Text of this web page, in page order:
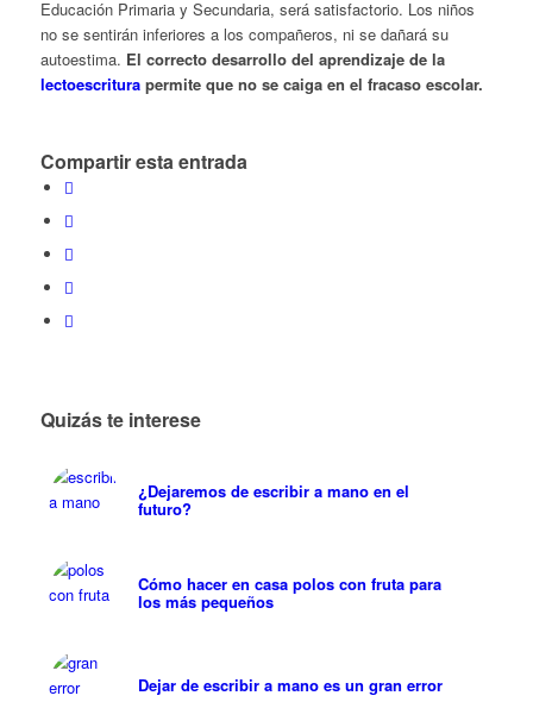
Educación Primaria y Secundaria, será satisfactorio. Los niños
no se sentirán inferiores a los compañeros, ni se dañará su
autoestima. El correcto desarrollo del aprendizaje de la
lectoescriturapermite que no se caiga en el fracaso escolar.
Compartir esta entrada
Quizás te interese
¿Dejaremos de escribir a mano en el
futuro?
Cómo hacer en casa polos con fruta para
los más pequeños
Dejar de escribir a mano es un gran error